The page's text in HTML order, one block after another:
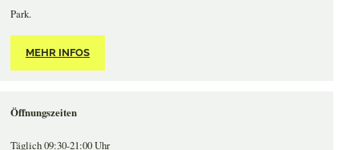
Park.
MEHR INFOS
Öffnungszeiten
Täglich 09:30-21:00 Uhr